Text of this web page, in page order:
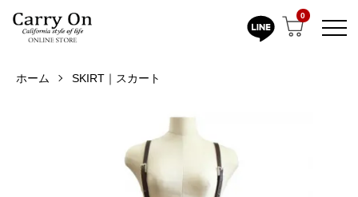
0
ホーム SKIRT｜スカート